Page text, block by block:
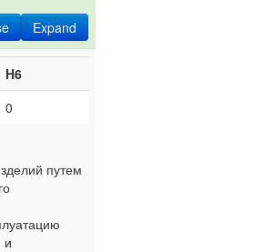
Expand
H6
0
путем
и